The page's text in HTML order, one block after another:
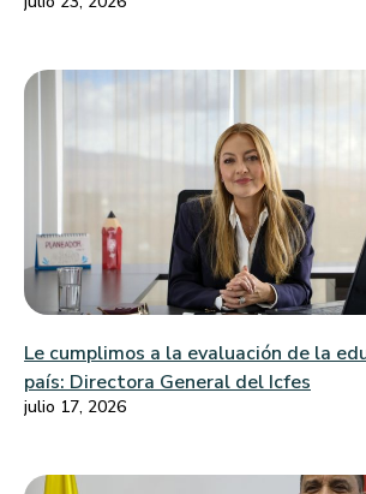
Le cumplimos a la evaluación de la
país: Directora General del Icfes
julio 17, 2026